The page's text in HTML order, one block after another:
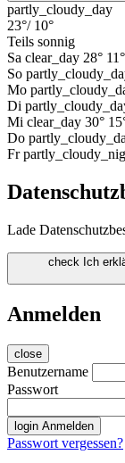
partly_cloudy_day
23°/ 10°
Teils sonnig
Sa clear_day 28° 11°
So
Mo
Di
Mi clear_day 30°
Do
Fr
Lade
check Ich
Anmelden
close
Benutzername
Passwort
login Anmelden
Passwort vergessen?